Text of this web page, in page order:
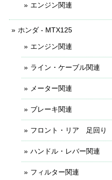
エンジン関連
ホンダ - MTX125
エンジン関連
ライン・ケーブル関連
メーター関連
ブレーキ関連
フロント・リア 足回り
ハンドル・レバー関連
フィルター関連